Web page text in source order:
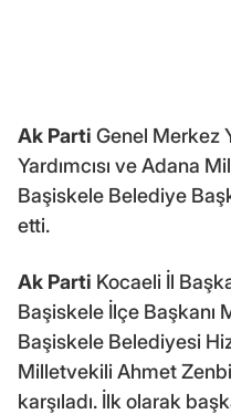
Ak Parti Genel Merkez
Yardımcısı ve Adana
Başiskele Belediye
etti.
Ak Parti Kocaeli İl
Başiskele İlçe Başkanı
Başiskele Belediyesi
Milletvekili Ahmet
karşıladı. İlk olarak